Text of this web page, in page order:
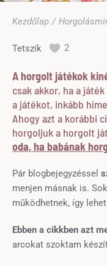
Ön itt van:
Kezdőlap
Tetszik 2
A horgolt játékok
csak akkor, ha a
a játékot, inkább
Ahogy azt a korábbi
horgoljuk a horgolt
oda, ha babának
Pár blogbejegyzéssel
menjen másnak is.
működhetnek, így
Ebben a cikkben azt
arcokat szoktam